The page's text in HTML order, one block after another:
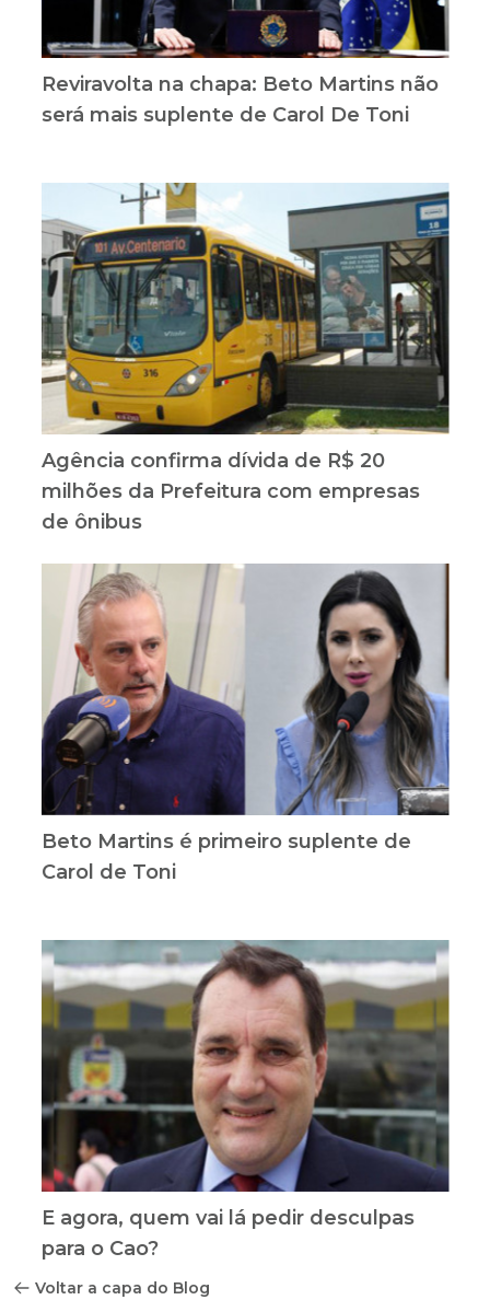
Reviravolta na chapa: Beto Martins não
será mais suplente de Carol De Toni
Agência confirma dívida de R$ 20
milhões da Prefeitura com empresas
de ônibus
Beto Martins é primeiro suplente de
Carol de Toni
E agora, quem vai lá pedir desculpas
para o Cao?
Voltar a capa do Blog